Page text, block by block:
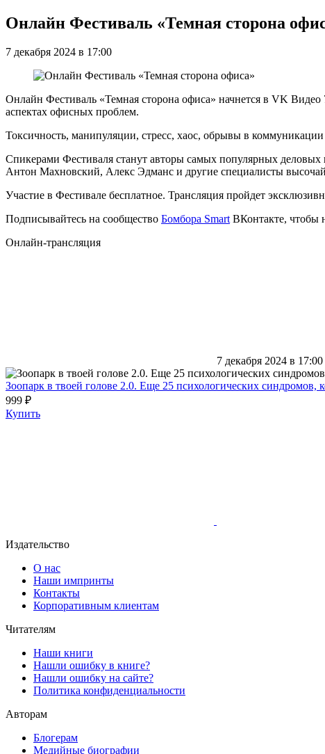
Онлайн Фестиваль «Темная сторона
7 декабря 2024 в 17:00
Онлайн Фестиваль «Темная сторона офиса» начнется в VK
аспектах офисных проблем.
Токсичность, манипуляции, стресс, хаос, обрывы в
Спикерами Фестиваля станут авторы самых популярных
Антон Махновский, Алекс Эдманс и другие специалисты
Участие в Фестивале бесплатное. Трансляция пройдет
Подписывайтесь на сообщество Бомбора SmartВКонтакте, чтобы
Онлайн-трансляция
7 декабря 2024 в 17:00
Зоопарк в твоей голове 2.0. Еще 25 психологических
999 ₽
Купить
Издательство
О нас
Наши импринты
Контакты
Корпоративным клиентам
Читателям
Наши книги
Нашли ошибку в книге?
Нашли ошибку на сайте?
Политика конфиденциальности
Авторам
Блогерам
Медийные биографии